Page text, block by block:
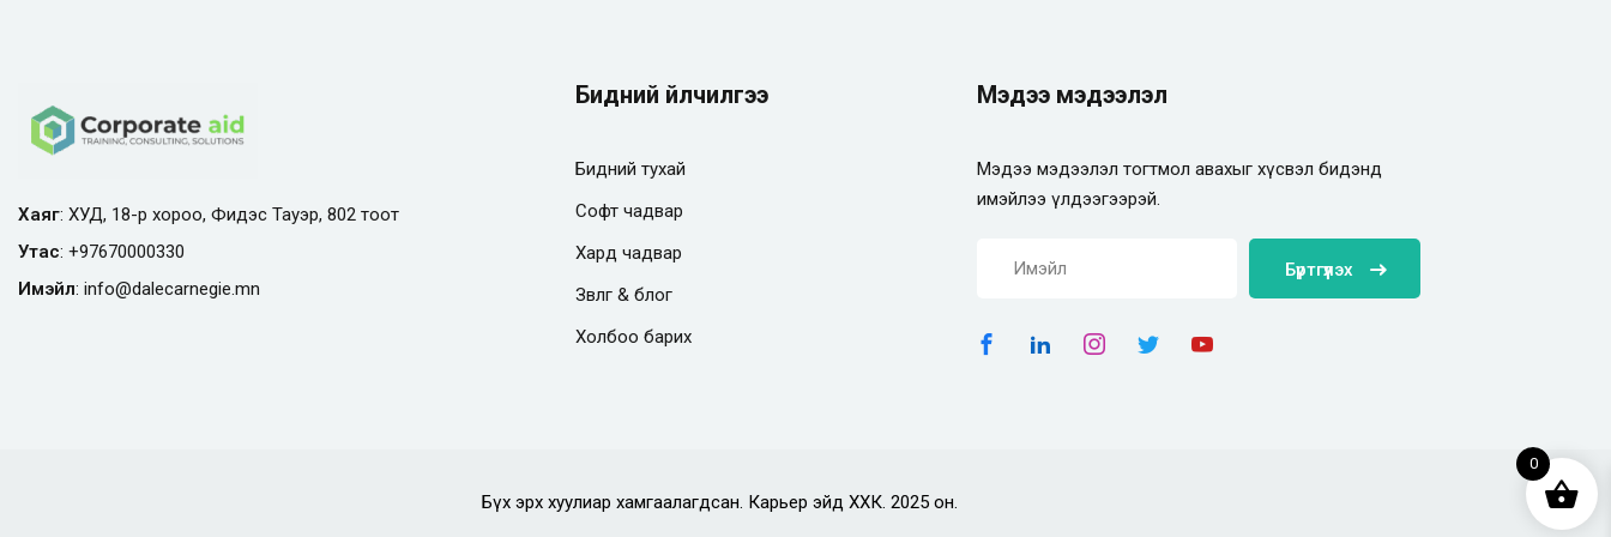
Хаяг: ХУД, 18-р хороо, Фидэс Тауэр, 802 тоот
Утас: +97670000330
Имэйл: info@dalecarnegie.mn
Бидний үйлчилгээ
Бидний тухай
Софт чадвар
Хард чадвар
Зөвлөгөө & блог
Холбоо барих
Мэдээ мэдээлэл
Мэдээ мэдээлэл тогтмол авахыг хүсвэл бидэнд
имэйлээ үлдээгээрэй.
Бүртгүүлэх
Бүх эрх хуулиар хамгаалагдсан. Карьер эйд ХХК. 2025 он.
0